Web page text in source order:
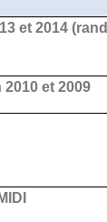
et 2014
et 2009